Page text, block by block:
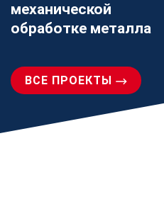
механической
обработке металла
ВСЕ ПРОЕКТЫ